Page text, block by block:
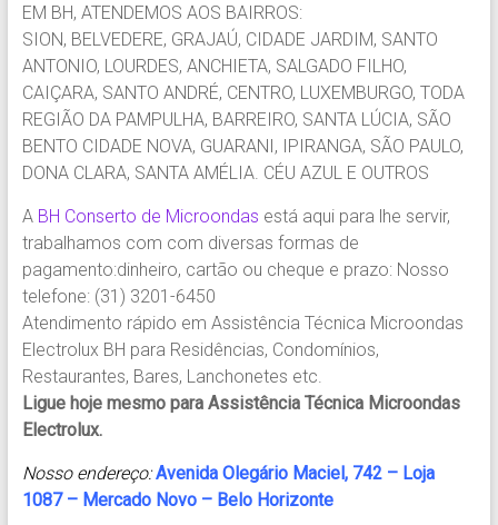
EM BH, ATENDEMOS AOS BAIRROS:
SION, BELVEDERE, GRAJAÚ, CIDADE JARDIM, SANTO
ANTONIO, LOURDES, ANCHIETA, SALGADO FILHO,
CAIÇARA, SANTO ANDRÉ, CENTRO, LUXEMBURGO, TODA
REGIÃO DA PAMPULHA, BARREIRO, SANTA LÚCIA, SÃO
BENTO CIDADE NOVA, GUARANI, IPIRANGA, SÃO PAULO,
DONA CLARA, SANTA AMÉLIA. CÉU AZUL E OUTROS
A BH Conserto de Microondas está aqui para lhe servir,
trabalhamos com com diversas formas de
pagamento:dinheiro, cartão ou cheque e prazo: Nosso
telefone: (31) 3201-6450
Atendimento rápido em Assistência Técnica Microondas
Electrolux BH para Residências, Condomínios,
Restaurantes, Bares, Lanchonetes etc.
Ligue hoje mesmo para Assistência Técnica Microondas
Electrolux.
Nosso endereço: Avenida Olegário Maciel, 742 – Loja
1087 – Mercado Novo – Belo Horizonte